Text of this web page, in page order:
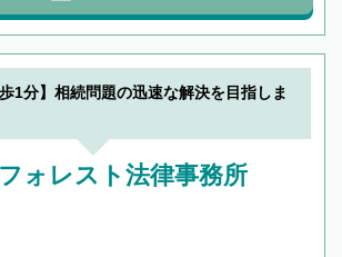
1分】相続問題の迅速な解決を目指しま
ォレスト法律事務所